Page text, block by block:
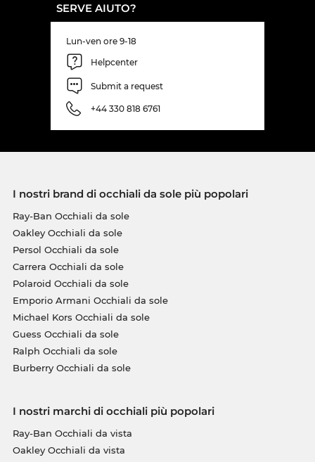
SERVE AIUTO?
Lun-ven ore 9-18
Helpcenter
Submit a request
+44 330 818 6761
I nostri brand di occhiali da sole più popolari
Ray-Ban Occhiali da sole
Oakley Occhiali da sole
Persol Occhiali da sole
Carrera Occhiali da sole
Polaroid Occhiali da sole
Emporio Armani Occhiali da sole
Michael Kors Occhiali da sole
Guess Occhiali da sole
Ralph Occhiali da sole
Burberry Occhiali da sole
I nostri marchi di occhiali più popolari
Ray-Ban Occhiali da vista
Oakley Occhiali da vista